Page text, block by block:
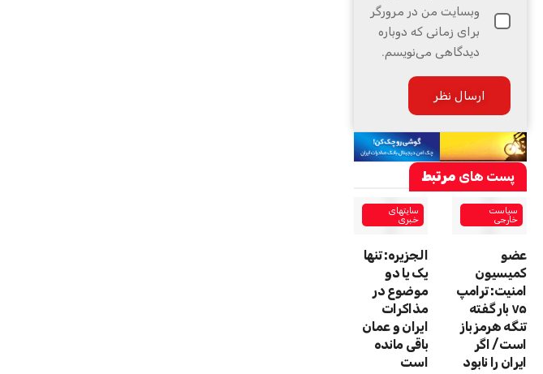
وبسایت من در مرورگر
برای زمانی که دوباره
دیدگاهی می‌نویسم.
پست های مرتبط
سیاست
خارجی
عضو
کمیسیون
امنیت: ترامپ
۷۵ بار گفته
تنگه هرمز باز
است/ اگر
ایران را نابود
سایتهای
خبری
الجزیره: تنها
یک یا دو
موضوع در
مذاکرات
ایران و عمان
باقی مانده
است